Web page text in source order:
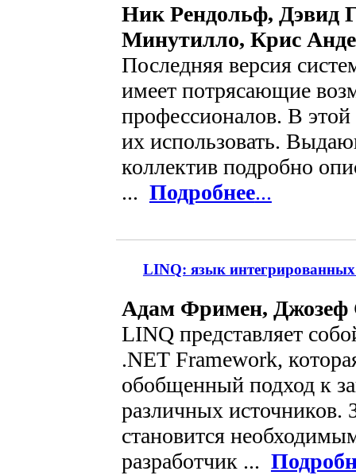
Ник Рендольф, Дэвид
Минутилло, Крис
Последняя версия
имеет потрясающие
профессионалов. В этой
их использовать.
коллектив подробно
... Подробнее...
LINQ: язык интегрированных
Адам Фримен, Джозеф
LINQ представляет
.NET Framework,
обобщенный подход к
различных источников.
становится
разработчик ...